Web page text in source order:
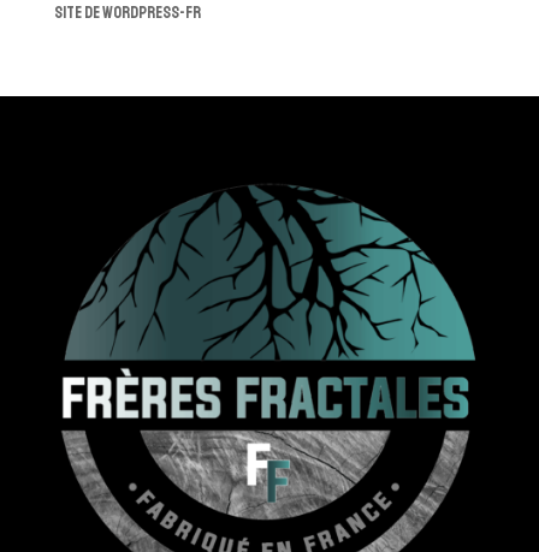
Site de WordPress-FR